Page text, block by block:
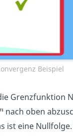
Beispiel
Grenzfunktion
nach oben
ist eine